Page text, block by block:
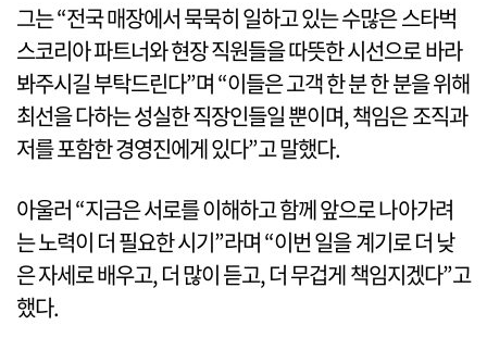
그는 “전국 매장에서 묵묵히 일하고 있는 수많은 스타벅
스코리아 파트너와 현장 직원들을 따뜻한 시선으로 바라
봐주시길 부탁드린다”며 “이들은 고객 한 분 한 분을 위해
최선을 다하는 성실한 직장인들일 뿐이며, 책임은 조직과
저를 포함한 경영진에게 있다”고 말했다.
아울러 “지금은 서로를 이해하고 함께 앞으로 나아가려
는 노력이 더 필요한 시기”라며 “이번 일을 계기로 더 낮
은 자세로 배우고, 더 많이 듣고, 더 무겁게 책임지겠다”고
했다.